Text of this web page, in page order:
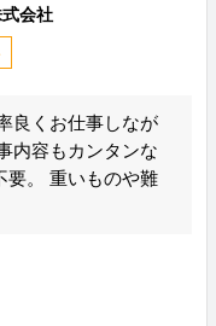
会社
良くお仕事しなが
内容もカンタンな
要。 重いものや難